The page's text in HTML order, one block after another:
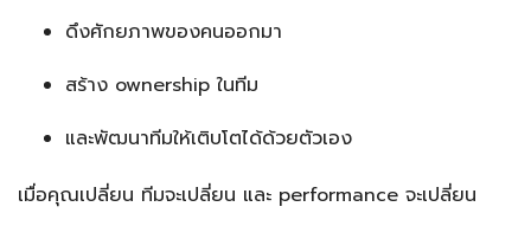
ดึงศักยภาพของคนออกมา
สร้าง ownership ในทีม
และพัฒนาทีมให้เติบโตได้ด้วยตัวเอง
เมื่อคุณเปลี่ยน ทีมจะเปลี่ยน และ performance จะเปลี่ยน